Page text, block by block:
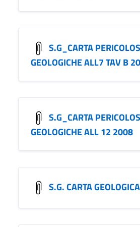
S.G_CARTA
GEOLOGICHE ALL7 TAV B
S.G_CARTA
GEOLOGICHE ALL 12 2008
S.G. CARTA